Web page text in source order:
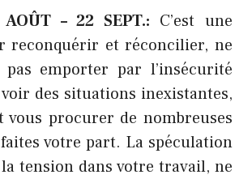
– 22 SEPT.: C’est une
reconquérir et réconcilier, ne
pas emporter par l’insécurité
des situations inexistantes,
vous procurer de nombreuses
votre part. La spéculation
tension dans votre travail, ne